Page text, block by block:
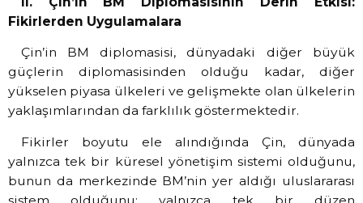
Fikirlerden Uygulamalara
Çin’in BM diplomasisi, dünyadaki diğer büyük
güçlerin diplomasisinden olduğu kadar, diğer
yükselen piyasa ülkeleri ve gelişmekte olan ülkelerin
yaklaşımlarından da farklılık göstermektedir.
Fikirler boyutu ele alındığında Çin, dünyada
yalnızca tek bir küresel yönetişim sistemi olduğunu,
bunun da merkezinde BM’nin yer aldığı uluslararası